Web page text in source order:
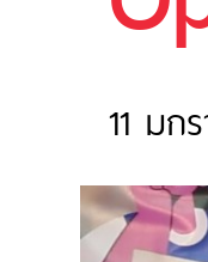
11 มก